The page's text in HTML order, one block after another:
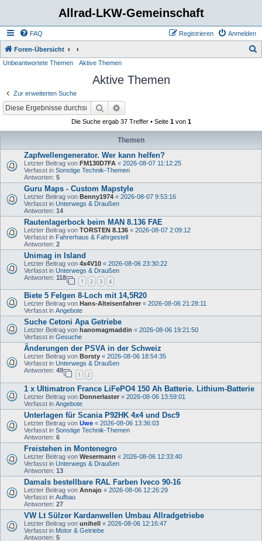
Allrad-LKW-Gemeinschaft
FAQ Anmelden
Registrieren
Foren-Übersicht
Unbeantwortete Themen Aktive Themen
Aktive Themen
Zur erweiterten Suche
Suche
Die Suche ergab 37 Treffer • Seite 1von 1
Themen
Zapfwellengenerator. Wer kann helfen?
Letzter Beitrag von FM130D7FA « 2026-08-07 11:12:25
Verfasst in Sonstige Technik-Themen
Antworten: 5
Guru Maps - Custom Mapstyle
Letzter Beitrag von Benny1974 « 2026-08-07 9:53:16
Verfasst in Unterwegs & Draußen
Antworten: 14
Rautenlagerbock beim MAN 8.136 FAE
Letzter Beitrag von TORSTEN 8.136 « 2026-08-07 2:09:12
Verfasst in Fahrerhaus & Fahrgestell
Antworten: 2
Unimag in Island
Letzter Beitrag von 4x4V10 « 2026-08-06 23:30:22
Verfasst in Unterwegs & Draußen
Antworten: 118
1 2 3 4
Biete 5 Felgen 8-Loch mit 14,5R20
Letzter Beitrag von Hans-Alteisenfahrer « 2026-08-06 21:28:11
Verfasst in Angebote
Suche Cetoni Apa Getriebe
Letzter Beitrag von hanomagmaddin « 2026-08-06 19:21:50
Verfasst in Gesuche
Änderungen der PSVA in der Schweiz
Letzter Beitrag von Borsty « 2026-08-06 18:54:35
Verfasst in Unterwegs & Draußen
Antworten: 49
1 2
1 x Ultimatron France LiFePO4 150 Ah Batterie. Lithium-Batterie
Letzter Beitrag von Donnerlaster « 2026-08-06 13:59:01
Verfasst in Angebote
Unterlagen für Scania P92HK 4x4 und Dsc9
Letzter Beitrag von Uwe « 2026-08-06 13:36:03
Verfasst in Sonstige Technik-Themen
Antworten: 6
Freistehen in Montenegro
Letzter Beitrag von Wesermann « 2026-08-06 12:33:40
Verfasst in Unterwegs & Draußen
Antworten: 13
Damals bestellbare RAL Farben Iveco 90-16
Letzter Beitrag von Annajo « 2026-08-06 12:26:29
Verfasst in Aufbau
Antworten: 27
VW Lt Sülzer Kardanwellen Umbau Allradgetriebe
Letzter Beitrag von unihell « 2026-08-06 12:16:47
Verfasst in Motor & Getriebe
Antworten: 5